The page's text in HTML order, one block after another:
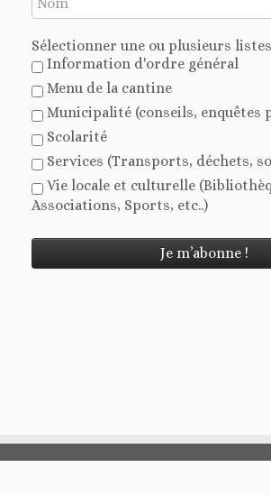
Sélectionner une ou plusieurs
Information d'ordre général
Menu de la cantine
Municipalité (conseils, enquêtes
Scolarité
Services (Transports, déchets,
Vie locale et culturelle
Associations, Sports, etc..)